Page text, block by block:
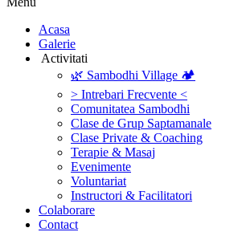
‎Acasa
Galerie
‎ ‎Activitati‎
🌿 Sambodhi Village 🏕️
> Intrebari Frecvente <
Comunitatea Sambodhi
Clase de Grup Saptamanale
Clase Private & Coaching
Terapie & Masaj
‎Evenimente
Voluntariat
‏‏‎Instructori & Facilitatori
Colaborare
Contact